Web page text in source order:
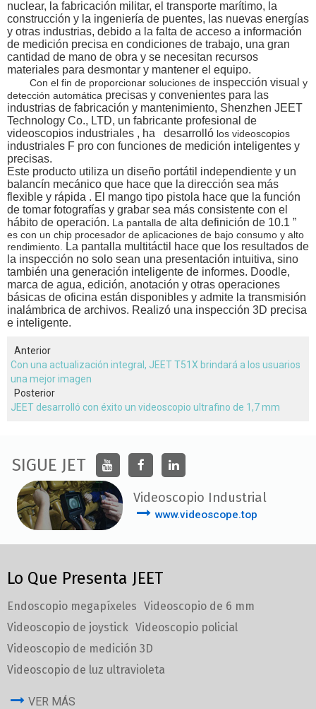
nuclear, la fabricación militar, el transporte marítimo, la
construcción y la ingeniería de puentes, las nuevas energías
y otras industrias, debido a la falta de acceso a información
de medición precisa en condiciones de trabajo, una gran
cantidad de mano de obra y se necesitan recursos
materiales para desmontar y mantener el equipo.
Con el fin de proporcionar soluciones de inspección visual y
detección automática precisas y convenientes para las
industrias de fabricación y mantenimiento, Shenzhen JEET
Technology Co., LTD, un fabricante profesional de
videoscopios industriales , ha desarrolló los videoscopios
industriales F pro con funciones de medición inteligentes y
precisas.
Este producto utiliza un diseño portátil independiente y un
balancín mecánico que hace que la dirección sea más
flexible y rápida . El mango tipo pistola hace que la función
de tomar fotografías y grabar sea más consistente con el
hábito de operación. La pantalla de alta definición de 10.1 ”
es con un chip procesador de aplicaciones de bajo consumo y alto
rendimiento.
La pantalla multitáctil hace que los resultados de
la inspección no solo sean una presentación intuitiva, sino
también una generación inteligente de informes. Doodle,
marca de agua, edición, anotación y otras operaciones
básicas de oficina están disponibles y admite la transmisión
inalámbrica de archivos. Realizó una inspección 3D precisa
e inteligente.
Anterior
Con una actualización integral, JEET T51X brindará a los usuarios
una mejor imagen
Posterior
JEET desarrolló con éxito un videoscopio ultrafino de 1,7 mm
SIGUE JET
Videoscopio Industrial
www.videoscope.top
Lo Que Presenta JEET
Endoscopio megapíxeles Videoscopio de 6 mm
Videoscopio de joystick Videoscopio policial
Videoscopio de medición 3D
Videoscopio de luz ultravioleta
VER MÁS